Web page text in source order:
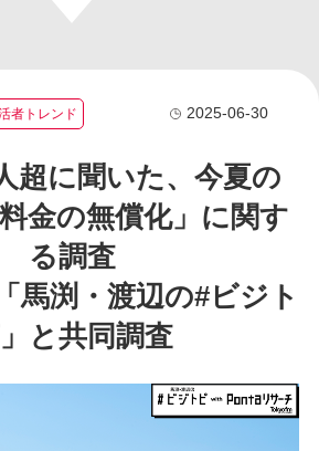
者トレンド 2025-06-30
超に聞いた、今夏の
料金の無償化」に関す
る調査
馬渕・渡辺の#ビジト
と共同調査